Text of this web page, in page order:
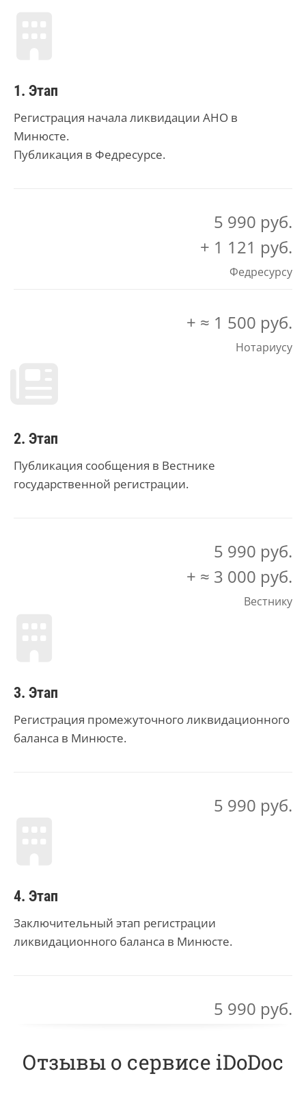
1. Этап
Регистрация начала ликвидации АНО в
Минюсте.
Публикация в Федресурсе.
5 990 руб.
+ 1 121 руб.
Федресурсу
+ ≈ 1 500 руб.
Нотариусу
2. Этап
Публикация сообщения в Вестнике
государственной регистрации.
5 990 руб.
+ ≈ 3 000 руб.
Вестнику
3. Этап
Регистрация промежуточного ликвидационного
баланса в Минюсте.
5 990 руб.
4. Этап
Заключительный этап регистрации
ликвидационного баланса в Минюсте.
5 990 руб.
Отзывы о сервисе iDoDoc